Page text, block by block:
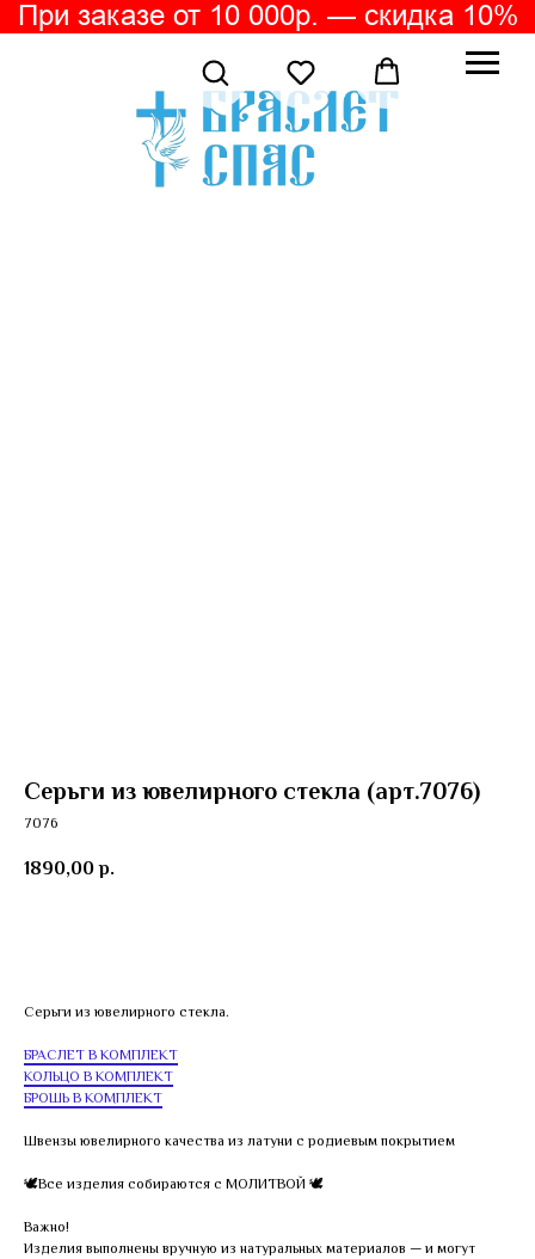
При заказе от 10 000р. — скидка 10%
Серьги из ювелирного стекла (арт.7076)
7076
1890,00 р.
Серьги из ювелирного стекла.
БРАСЛЕТ В КОМПЛЕКТ
КОЛЬЦО В КОМПЛЕКТ
БРОШЬ В КОМПЛЕКТ
Швензы ювелирного качества из латуни с родиевым покрытием
🕊Все изделия собираются с МОЛИТВОЙ 🕊
Важно!
Изделия выполнены вручную из натуральных материалов — и могут